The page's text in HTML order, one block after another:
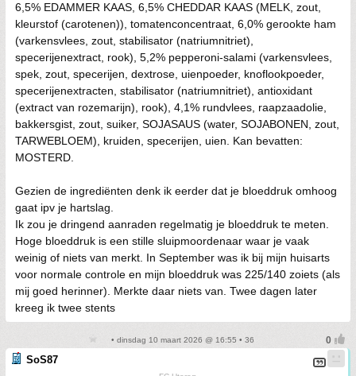
6,5% EDAMMER KAAS, 6,5% CHEDDAR KAAS (MELK, zout,
kleurstof (carotenen)), tomatenconcentraat, 6,0% gerookte ham
(varkensvlees, zout, stabilisator (natriumnitriet),
specerijenextract, rook), 5,2% pepperoni-salami (varkensvlees,
spek, zout, specerijen, dextrose, uienpoeder, knoflookpoeder,
specerijenextracten, stabilisator (natriumnitriet), antioxidant
(extract van rozemarijn), rook), 4,1% rundvlees, raapzaadolie,
bakkersgist, zout, suiker, SOJASAUS (water, SOJABONEN, zout,
TARWEBLOEM), kruiden, specerijen, uien. Kan bevatten:
MOSTERD.
Gezien de ingrediënten denk ik eerder dat je bloeddruk omhoog
gaat ipv je hartslag.
Ik zou je dringend aanraden regelmatig je bloeddruk te meten.
Hoge bloeddruk is een stille sluipmoordenaar waar je vaak
weinig of niets van merkt. In September was ik bij mijn huisarts
voor normale controle en mijn bloeddruk was 225/140 zoiets (als
mij goed herinner). Merkte daar niets van. Twee dagen later
kreeg ik twee stents
• dinsdag 10 maart 2026 @ 16:55 • 36
SoS87